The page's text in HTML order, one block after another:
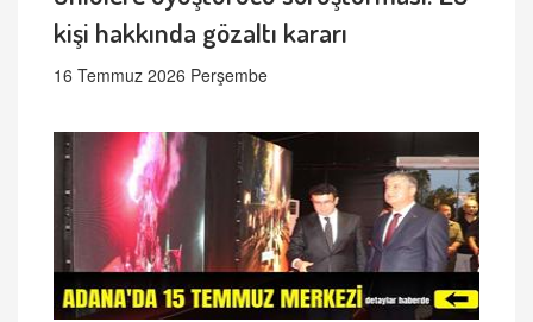
kişi hakkında gözaltı kararı
16 Temmuz 2026 Perşembe